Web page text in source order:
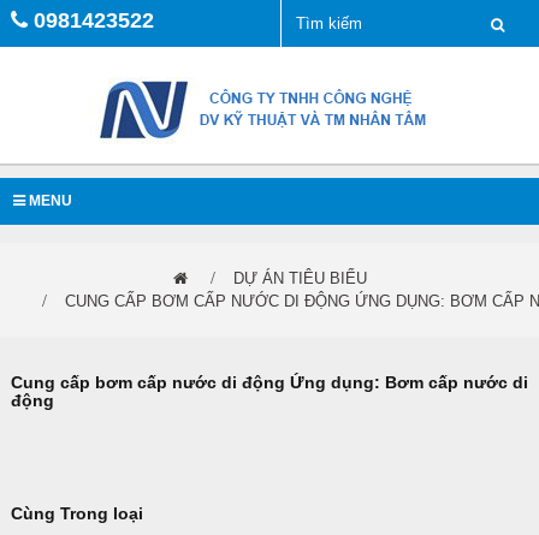
0981423522
MENU
DỰ ÁN TIÊU BIỂU
CUNG CẤP BƠM CẤP NƯỚC DI ĐỘNG ỨNG DỤNG: BƠM CẤP
Cung cấp bơm cấp nước di động Ứng dụng: Bơm cấp nước di
động
Cùng Trong loại